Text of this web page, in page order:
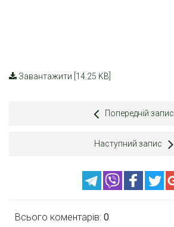
Завантажити [14.25 KB]
Попередній запис
Наступний запис
Всього коментарів: 0